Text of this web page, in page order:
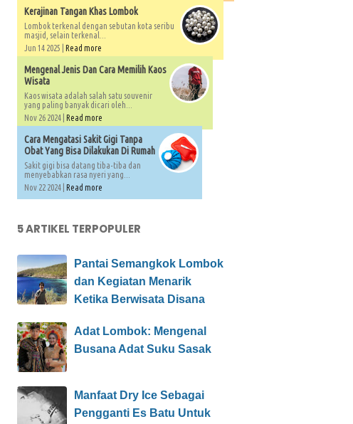
Kerajinan Tangan Khas Lombok
Lombok terkenal dengan sebutan kota seribu
masjid, selain terkenal...
Jun 14 2025 | Read more
Mengenal Jenis Dan Cara Memilih Kaos
Wisata
Kaos wisata adalah salah satu souvenir
yang paling banyak dicari oleh...
Nov 26 2024 | Read more
Cara Mengatasi Sakit Gigi Tanpa
Obat Yang Bisa Dilakukan Di Rumah
Sakit gigi bisa datang tiba-tiba dan
menyebabkan rasa nyeri yang...
Nov 22 2024 | Read more
5 ARTIKEL TERPOPULER
Pantai Semangkok Lombok
dan Kegiatan Menarik
Ketika Berwisata Disana
Adat Lombok: Mengenal
Busana Adat Suku Sasak
Manfaat Dry Ice Sebagai
Pengganti Es Batu Untuk